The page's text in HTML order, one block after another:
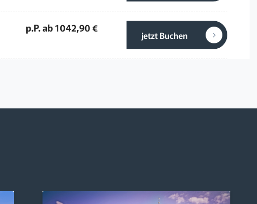
p.P. ab 1042,90 €
jetzt Buchen